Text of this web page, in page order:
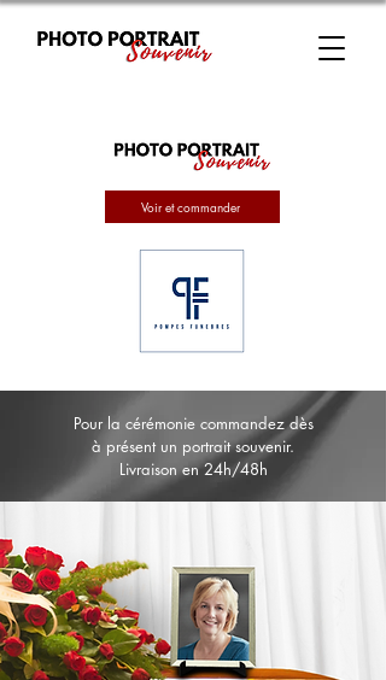
Voir et commander
Pour la cérémonie commandez dès
à présent un portrait souvenir.
Livraison en 24h/48h